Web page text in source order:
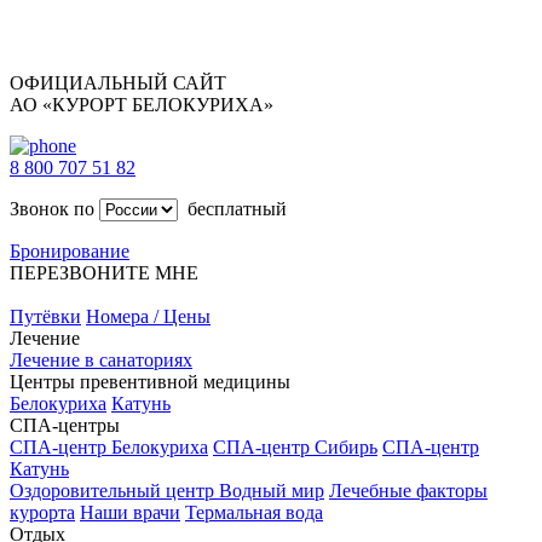
ОФИЦИАЛЬНЫЙ САЙТ
АО «КУРОРТ БЕЛОКУРИХА»
8 800 707 51 82
Звонок по
бесплатный
Бронирование
ПЕРЕЗВОНИТЕ МНЕ
Путёвки Номера / Цены
Лечение
Лечение в санаториях
Центры превентивной медицины
Белокуриха Катунь
СПА-центры
СПА-центр Белокуриха СПА-центр Сибирь СПА-центр
Катунь
Оздоровительный центр Водный мир Лечебные факторы
курорта Наши врачи Термальная вода
Отдых